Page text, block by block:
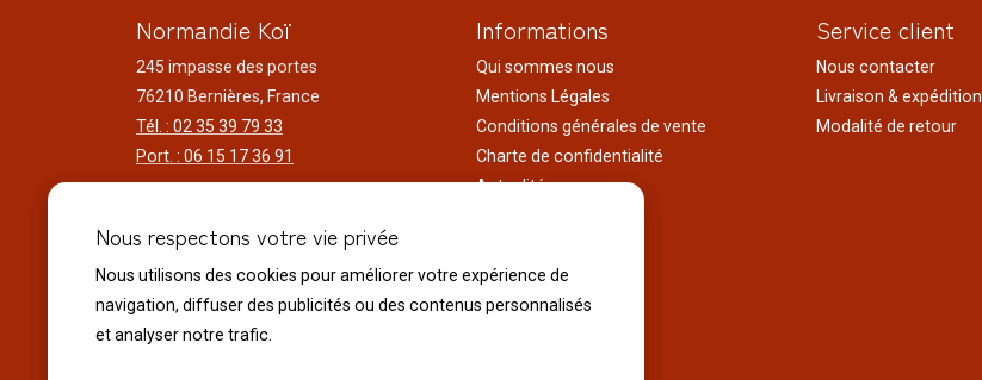
Normandie Koï
245 impasse des portes
76210 Bernières, France
Tél. : 02 35 39 79 33
Port. : 06 15 17 36 91
Du lundi au samedi
9h00 à 12h00 - 14h00 à 18h30
Le dimanche
10h00 à 12h00 - 14h30 à 18h30
Informations
Qui sommes nous
Mentions Légales
Conditions générales de vente
Charte de confidentialité
Actualités
Liens utiles
Service client
Nous contacter
Livraison & expédition
Modalité de retour
Nous respectons votre vie privée
Nous utilisons des cookies pour améliorer votre expérience de
navigation, diffuser des publicités ou des contenus personnalisés
et analyser notre trafic.